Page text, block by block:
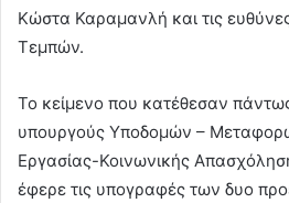
Κώστα Καραμανλή και τις
Τεμπών.
Το κείμενο που κατέθεσαν
υπουργούς Υποδομών –
Εργασίας-Κοινωνικής
έφερε τις υπογραφές των δυο